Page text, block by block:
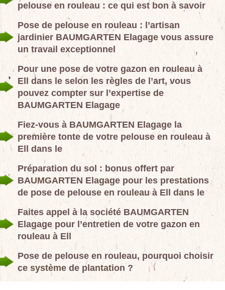
pelouse en rouleau : ce qui est bon à savoir
Pose de pelouse en rouleau : l’artisan
jardinier BAUMGARTEN Elagage vous assure
un travail exceptionnel
Pour une pose de votre gazon en rouleau à
Ell dans le selon les règles de l’art, vous
pouvez compter sur l’expertise de
BAUMGARTEN Elagage
Fiez-vous à BAUMGARTEN Elagage la
première tonte de votre pelouse en rouleau à
Ell dans le
Préparation du sol : bonus offert par
BAUMGARTEN Elagage pour les prestations
de pose de pelouse en rouleau à Ell dans le
Faites appel à la société BAUMGARTEN
Elagage pour l’entretien de votre gazon en
rouleau à Ell
Pose de pelouse en rouleau, pourquoi choisir
ce système de plantation ?